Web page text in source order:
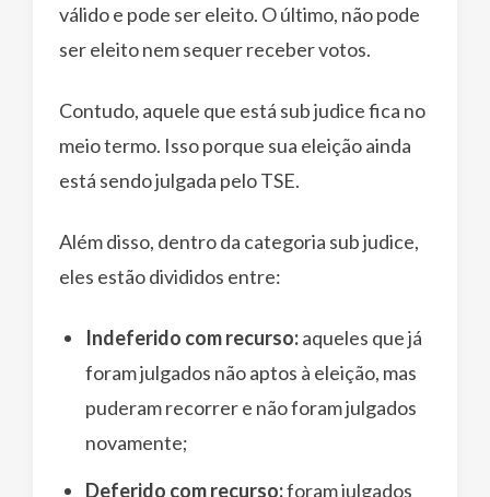
válido e pode ser eleito. O último, não pode
ser eleito nem sequer receber votos.
Contudo, aquele que está sub judice fica no
meio termo. Isso porque sua eleição ainda
está sendo julgada pelo TSE.
Além disso, dentro da categoria sub judice,
eles estão divididos entre:
Indeferido com recurso:aqueles que já
foram julgados não aptos à eleição, mas
puderam recorrer e não foram julgados
novamente;
Deferido com recurso:foram julgados